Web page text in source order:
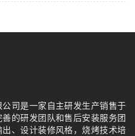
司是一家自主研发生产销售于
的研发团队和售后安装服务团
、设计装修风格，烧烤技术培